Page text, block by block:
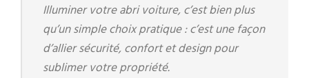
Illuminer votre abri voiture, c’est bien plus
qu’un simple choix pratique : c’est une façon
d’allier sécurité, confort et design pour
sublimer votre propriété.